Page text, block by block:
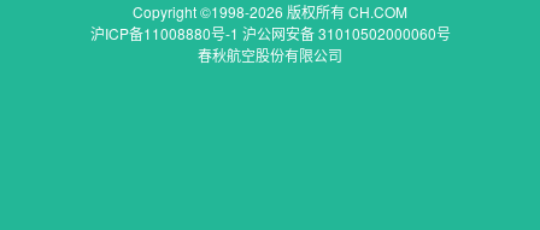
Copyright ©1998-2026 版权所有 CH.COM
沪ICP备11008880号-1 沪公网安备 31010502000060号
春秋航空股份有限公司